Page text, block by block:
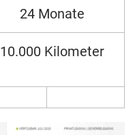
24 Monate
10.000 Kilometer